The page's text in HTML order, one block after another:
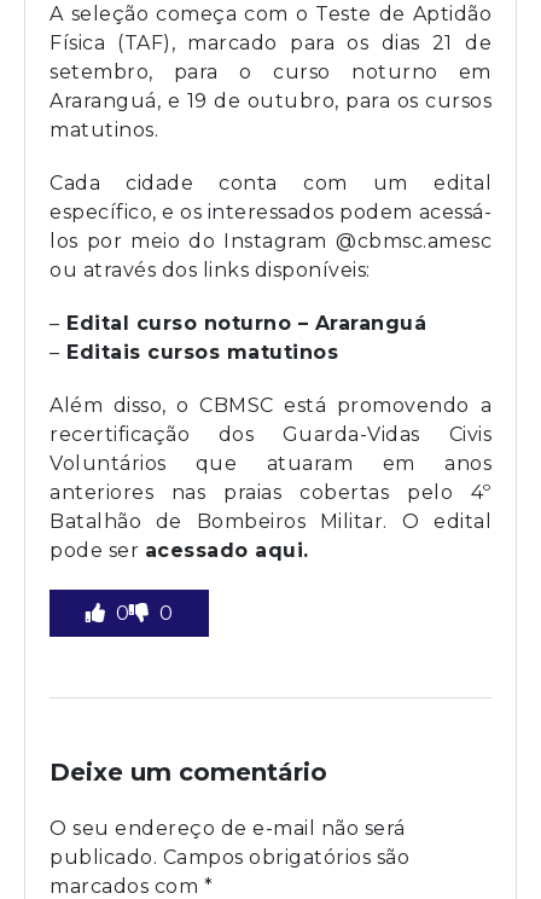
A seleção começa com o Teste de Aptidão
Física (TAF), marcado para os dias 21 de
setembro, para o curso noturno em
Araranguá, e 19 de outubro, para os cursos
matutinos.
Cada cidade conta com um edital
específico, e os interessados podem acessá-
los por meio do Instagram @cbmsc.amesc
ou através dos links disponíveis:
– Edital curso noturno – Araranguá
– Editais cursos matutinos
Além disso, o CBMSC está promovendo a
recertificação dos Guarda-Vidas Civis
Voluntários que atuaram em anos
anteriores nas praias cobertas pelo 4º
Batalhão de Bombeiros Militar. O edital
pode ser acessado aqui.
0 0
Deixe um comentário
O seu endereço de e-mail não será
publicado. Campos obrigatórios são
marcados com *